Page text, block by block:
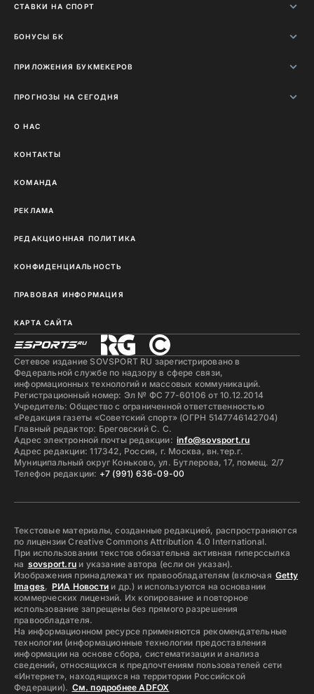
СТАВКИ НА СПОРТ
БОНУСЫ БК
ПРИЛОЖЕНИЯ БУКМЕКЕРОВ
ПРОГНОЗЫ НА СЕГОДНЯ
О НАС
КОНТАКТЫ
КОМАНДА
РЕКЛАМА
РЕДАКЦИОННАЯ ПОЛИТИКА
КОНФИДЕНЦИАЛЬНОСТЬ
ПРАВОВАЯ ИНФОРМАЦИЯ
КАРТА САЙТА
Сетевое издание SOVSPORT RU зарегистрировано в
Федеральной службе по надзору в сфере связи,
информационных технологий и массовых коммуникаций.
Регистрационный номер: Эл № ФС 77-60106 от 10.12.2014
Учредитель: Общество с ограниченной ответственностью
«Редакция газеты «Советский спорт» (ОГРН 5147746142704)
Главный редактор: Бреговский С. С.
Адрес электронной почты редакции: info@sovsport.ru
Адрес редакции: 117342, Россия, г. Москва, вн.тер.г.
Муниципальный округ Коньково, ул. Бутлерова, 17, помещ. 2/7
Телефон редакции: +7 (991) 636-09-00
Текстовые материалы, созданные редакцией, распространяются
по лицензии Creative Commons Attribution 4.0 International.
При использовании текстов обязательна активная гиперссылка
на sovsport.ruи указание автора (если он указан).
Изображения принадлежат их правообладателям (включая Getty
Images, РИА Новости и др.) и используются на основании
коммерческих лицензий. Их копирование и повторное
использование запрещены без прямого разрешения
правообладателя.
На информационном ресурсе применяются рекомендательные
технологии (информационные технологии предоставления
информации на основе сбора, систематизации и анализа
сведений, относящихся к предпочтениям пользователей сети
«Интернет», находящихся на территории Российской
Федерации). См. подробнее ADFOX